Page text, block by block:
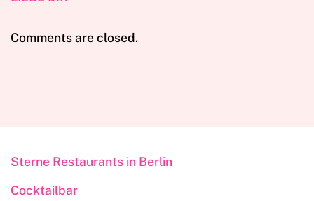
Comments are closed.
Sterne Restaurants in Berlin
Cocktailbar